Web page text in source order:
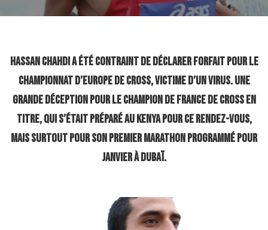
Hassan Chahdi a été contraint de déclarer forfait pour le
Championnat d’Europe de cross, victime d’un virus. Une
grande déception pour le champion de France de cross en
titre, qui s’était préparé au Kenya pour ce rendez-vous,
mais surtout pour son premier marathon programmé pour
janvier à Dubaï.